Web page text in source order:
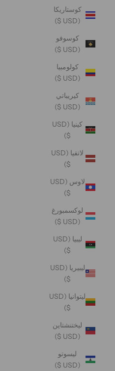
كوستاريكا
(USD $)
كوسوفو
(USD $)
كولومبيا
(USD $)
كيريباتي
(USD $)
كينيا (USD
$)
لاتفيا (USD
$)
لاوس (USD
$)
لوكسمبورغ
(USD $)
ليبيا (USD
$)
ليبيريا (USD
$)
ليتوانيا (USD
$)
ليختنشتاين
(USD $)
ليسوتو
(USD $)